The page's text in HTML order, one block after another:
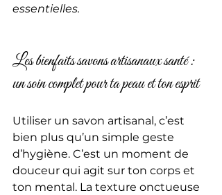
essentielles.
Les bienfaits savons artisanaux santé :
un soin complet pour ta peau et ton esprit
Utiliser un savon artisanal, c’est
bien plus qu’un simple geste
d’hygiène. C’est un moment de
douceur qui agit sur ton corps et
ton mental. La texture onctueuse